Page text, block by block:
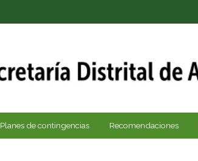
Planes de contingencias Recomendaciones